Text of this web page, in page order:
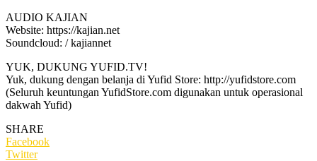
AUDIO KAJIAN
Website: https://kajian.net
Soundcloud: / kajiannet
YUK, DUKUNG YUFID.TV!
Yuk, dukung dengan belanja di Yufid Store: http://yufidstore.com
(Seluruh keuntungan YufidStore.com digunakan untuk operasional
dakwah Yufid)
SHARE
Facebook
Twitter